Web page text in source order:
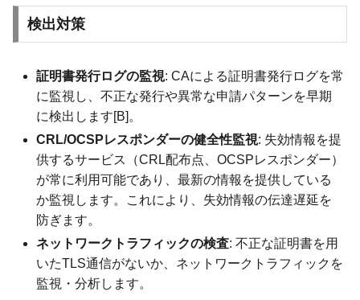
検出対策
証明書発行ログの監視: CAによる証明書発行ログを常
に監視し、不正な発行や異常な申請パターンを早期
に検出します[B]。
CRL/OCSPレスポンダーの健全性監視: 失効情報を提
供するサービス（CRL配布点、OCSPレスポンダー）
が常に利用可能であり、最新の情報を提供している
か監視します。これにより、失効情報の伝達遅延を
防ぎます。
ネットワークトラフィックの検査: 不正な証明書を用
いたTLS通信がないか、ネットワークトラフィックを
監視・分析します。